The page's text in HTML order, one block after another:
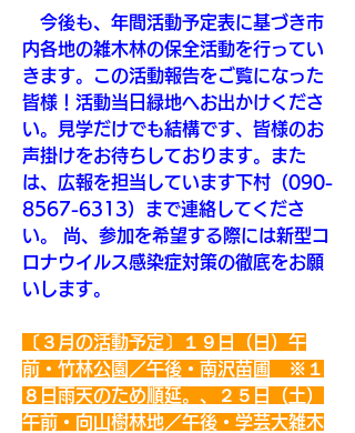
今後も、年間活動予定表に基づき市
内各地の雑木林の保全活動を行ってい
きます。この活動報告をご覧になった
皆様！活動当日緑地へお出かけくださ
い。見学だけでも結構です、皆様のお
声掛けをお待ちしております。また
は、広報を担当しています下村（090-
8567-6313）まで連絡してくださ
い。 尚、参加を希望する際には新型コ
ロナウイルス感染症対策の徹底をお願
いします。
〔３月の活動予定〕１９日（日）午
前・竹林公園／午後・南沢苗圃　※１
８日雨天のため順延。、２５日（土）
午前・向山樹林地／午後・学芸大雑木